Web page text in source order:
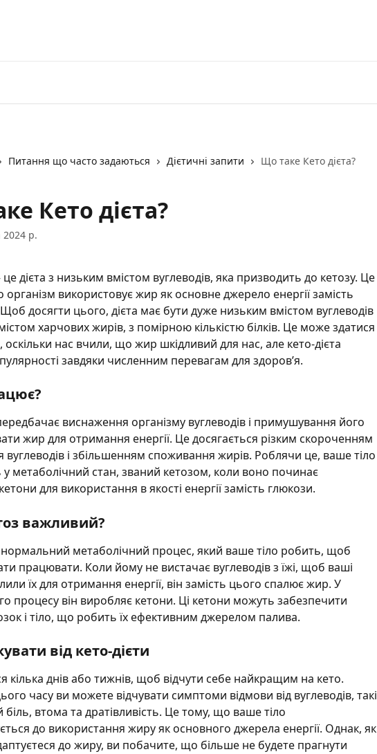
Питання що часто задаються Дієтичні запити Що таке Кето дієта?
Кето дієта?
2024 р.
це дієта з низьким вмістом вуглеводів, яка призводить до кетозу. Це
використовує жир як основне джерело енергії замість
Щоб досягти цього, дієта має бути дуже низьким вмістом вуглеводів
харчових жирів, з помірною кількістю білків. Це може здатися
оскільки нас вчили, що жир шкідливий для нас, але кето-дієта
завдяки численним перевагам для здоров’я.
виснаження організму вуглеводів і примушування його
жир для отримання енергії. Це досягається різким скороченням
і збільшенням споживання жирів. Роблячи це, ваше тіло
у метаболічний стан, званий кетозом, коли воно починає
для використання в якості енергії замість глюкози.
важливий?
метаболічний процес, який ваше тіло робить, щоб
працювати. Коли йому не вистачає вуглеводів з їжі, щоб ваші
їх для отримання енергії, він замість цього спалює жир. У
процесу він виробляє кетони. Ці кетони можуть забезпечити
і тіло, що робить їх ефективним джерелом палива.
від кето-дієти
кілька днів або тижнів, щоб відчути себе найкращим на кето.
часу ви можете відчувати симптоми відмови від вуглеводів, такі
біль, втома та дратівливість. Це тому, що ваше тіло
до використання жиру як основного джерела енергії. Однак, як
до жиру, ви побачите, що більше не будете прагнути